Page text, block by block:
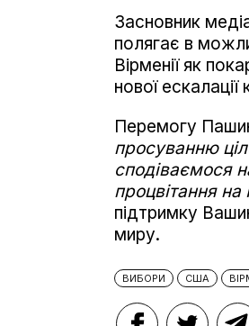
Засновник
полягає в
Вірменії як
нової
Перемогу
просуванню
сподіваємося
процвітання
підтримку
миру.
ВИБОРИ США